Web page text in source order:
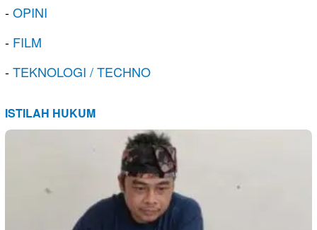
-OPINI
- FILM
-TEKNOLOGI / TECHNO
ISTILAH HUKUM